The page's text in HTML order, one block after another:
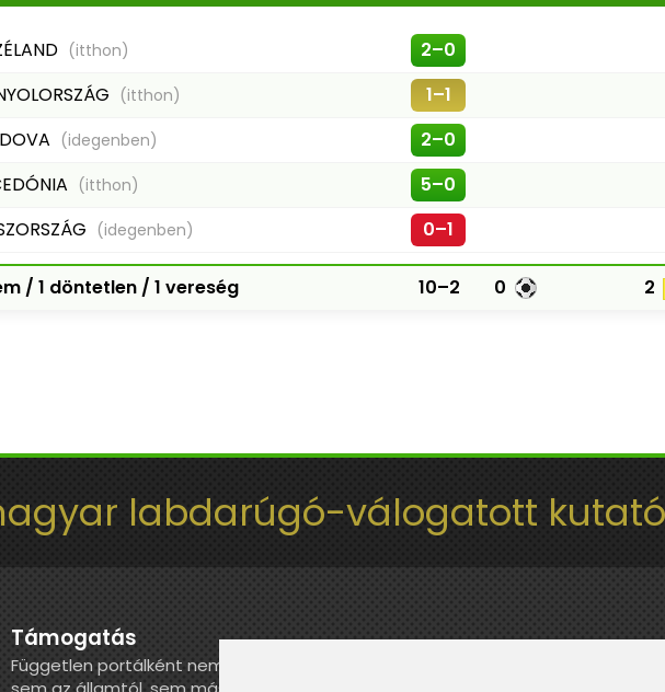
(itthon)
2–0
(itthon) 1–1
(idegenben) 2–0
(itthon) 5–0
(idegenben) 0–1
/ 1 döntetlen / 1 vereség 10–2 0 2
labdarúgó-válogatott
Támogatás
Független portálként nem kapunk juttatást